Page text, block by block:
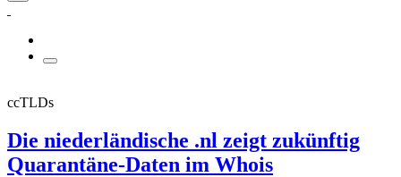
ccTLDs
Die niederländische .nl zeigt zukünftig
Quarantäne-Daten im Whois